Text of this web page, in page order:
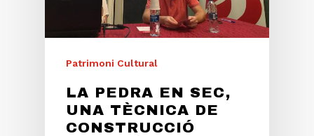
Patrimoni Cultural
LA PEDRA EN SEC,
UNA TÈCNICA DE
CONSTRUCCIÓ